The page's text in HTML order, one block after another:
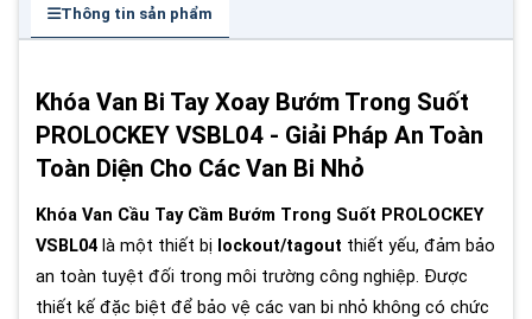
Thông tin sản phẩm
Khóa Van Bi Tay Xoay Bướm Trong Suốt
PROLOCKEY VSBL04 - Giải Pháp An Toàn
Toàn Diện Cho Các Van Bi Nhỏ
Khóa Van Cầu Tay Cầm Bướm Trong Suốt PROLOCKEY
VSBL04 là một thiết bị lockout/tagout thiết yếu, đảm bảo
an toàn tuyệt đối trong môi trường công nghiệp. Được
thiết kế đặc biệt để bảo vệ các van bi nhỏ không có chức